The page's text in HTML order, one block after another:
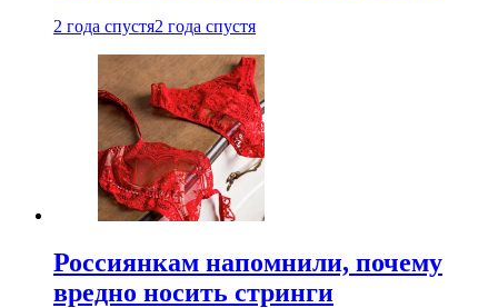
2 года спустя2 года спустя
Россиянкам напомнили, почему
вредно носить стринги